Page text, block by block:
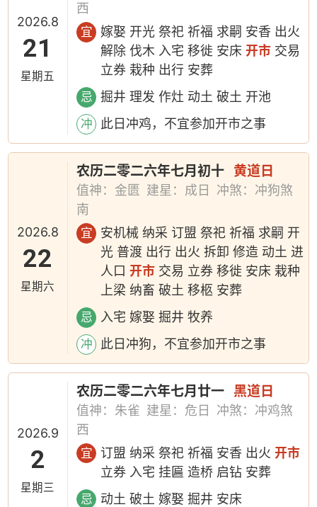
2026.8
21
星期五
西
宜
嫁娶 开光 祭祀 祈福 求嗣 安香 出火
解除 伐木 入宅 移徙 安床开市 交易
立券 栽种 出行 安葬
忌 掘井 理发 作灶 动土 破土 开池
冲 此日冲鸡，不宜参加开市之事
2026.8
22
星期六
农历二零二六年七月初十 黄道日
值神：金匮 建星：成日
冲煞：冲狗煞
南
宜
安机械 纳采 订盟 祭祀 祈福 求嗣 开
光 普渡 出行 出火 拆卸 修造 动土 进
人口开市 交易 立券 移徙 安床 栽种
上梁 纳畜 破土 移柩 安葬
忌 入宅 嫁娶 掘井 牧养
冲 此日冲狗，不宜参加开市之事
2026.9
2
星期三
农历二零二六年七月廿一 黑道日
值神：朱雀 建星：危日
冲煞：冲鸡煞
西
宜 订盟 纳采 祭祀 祈福 安香 出火开市
立券 入宅 挂匾 造桥 启钻 安葬
忌 动土 破土 嫁娶 掘井 安床